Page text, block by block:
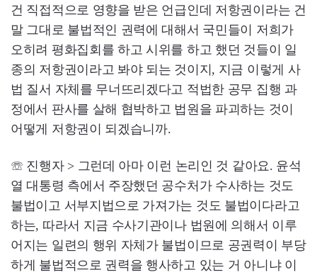
건 직접적으로 영향을 받은 언급인데 저항권이라는 건
말 그대로 불법적인 권력에 대해서 국민들이 저희가
오히려 평화집회를 하고 시위를 하고 했던 것들이 일
종의 저항권이라고 봐야 되는 것이지, 지금 이렇게 사
법 질서 자체를 무너뜨리겠다고 적법한 공무 집행 과
정에서 판사를 살해 협박하고 법원을 파괴하는 것이
어떻게 저항권이 되겠습니까.
☏ 진행자 > 그런데 아마 이런 논리인 것 같아요. 윤석
열 대통령 측에서 주장했던 공수처가 수사하는 것도
불법이고 서부지법으로 가져가는 것도 불법이다라고
하는, 따라서 지금 수사기관이나 법원에 의해서 이루
어지는 일련의 행위 자체가 불법이므로 공권력이 부당
하게 불법적으로 권력을 행사하고 있는 거 아니냐 이